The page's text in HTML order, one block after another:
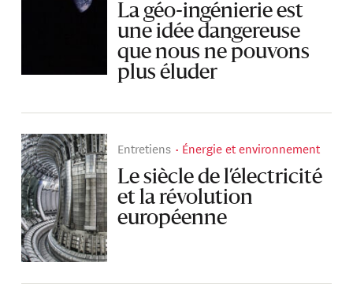
La géo-ingénierie est
une idée dangereuse
que nous ne pouvons
plus éluder
Entretiens Énergie et environnement
Le siècle de l’électricité
et la révolution
européenne